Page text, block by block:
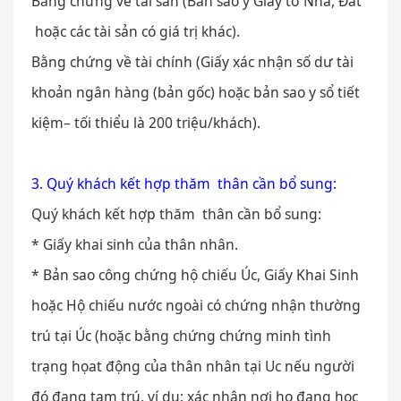
hoặc các tài sản có giá trị khác).
Bằng chứng về tài chính (Giấy xác nhận số dư tài
khoản ngân hàng (bản gốc) hoặc bản sao y sổ tiết
kiệm– tối thiểu là 200 triệu/khách).
3. Quý khách kết hợp thăm thân cần bổ sung:
Quý khách kết hợp thăm thân cần bổ sung:
* Giấy khai sinh của thân nhân.
* Bản sao công chứng hộ chiếu Úc, Giấy Khai Sinh
hoặc Hộ chiếu nước ngoài có chứng nhận thường
trú tại Úc (hoặc bằng chứng chứng minh tình
trạng họat động của thân nhân tại Uc nếu người
đó đang tạm trú, ví dụ: xác nhận nơi họ đang học